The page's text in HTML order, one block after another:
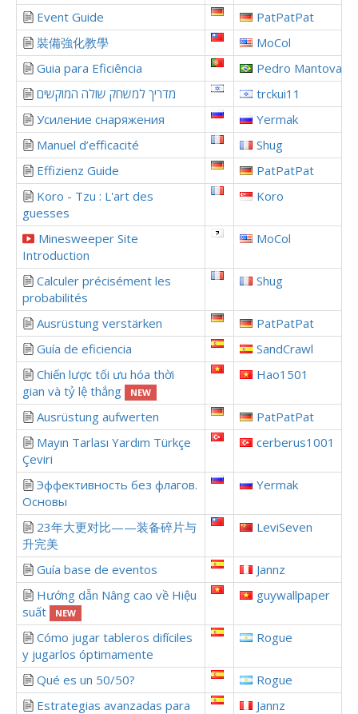
Event Guide
PatPatPat
裝備強化教學
MoCol
Guia para Eficiência
Pedro Mantovani
מדריך למשחק שולה המוקשים
trckui11
Усиление снаряжения
Yermak
Manuel d’efficacité
Shug
Effizienz Guide
PatPatPat
Koro - Tzu : L'art des
guesses
Koro
Minesweeper Site
Introduction
MoCol
Calculer précisément les
probabilités
Shug
Ausrüstung verstärken
PatPatPat
Guía de eficiencia
SandCrawl
Chiến lược tối ưu hóa thời
gian và tỷ lệ thắng
NEW
Hao1501
Ausrüstung aufwerten
PatPatPat
Mayın Tarlası Yardım Türkçe
Çeviri
cerberus1001
Эффективность без флагов.
Основы
Yermak
23年大更对比——装备碎片与
升完美
LeviSeven
Guía base de eventos
Jannz
Hướng dẫn Nâng cao về Hiệu
suất
NEW
guywallpaper
Cómo jugar tableros difíciles
y jugarlos óptimamente
Rogue
Qué es un 50/50?
Rogue
Estrategias avanzadas para
Jannz